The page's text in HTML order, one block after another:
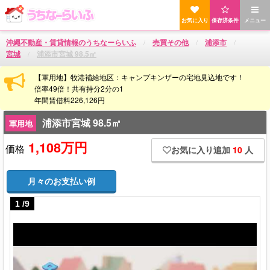
メニュー
保存済条件
お気に入り
沖縄不動産・賃貸情報のうちなーらいふ 売買その他
浦添市
宮城
浦添市宮城 98.5㎡
【軍用地】牧港補給地区：キャンプキンザーの宅地見込地です！
倍率49倍！共有持分2分の1
年間賃借料226,126円
軍用地
浦添市宮城 98.5㎡
価格 1,108万円 お気に入り追加 10 人
月々のお支払い例
1 /9